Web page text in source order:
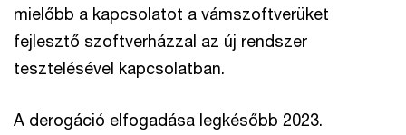
mielőbb a kapcsolatot a vámszoftverüket
fejlesztő szoftverházzal az új rendszer
tesztelésével kapcsolatban.
A derogáció elfogadása legkésőbb 2023.